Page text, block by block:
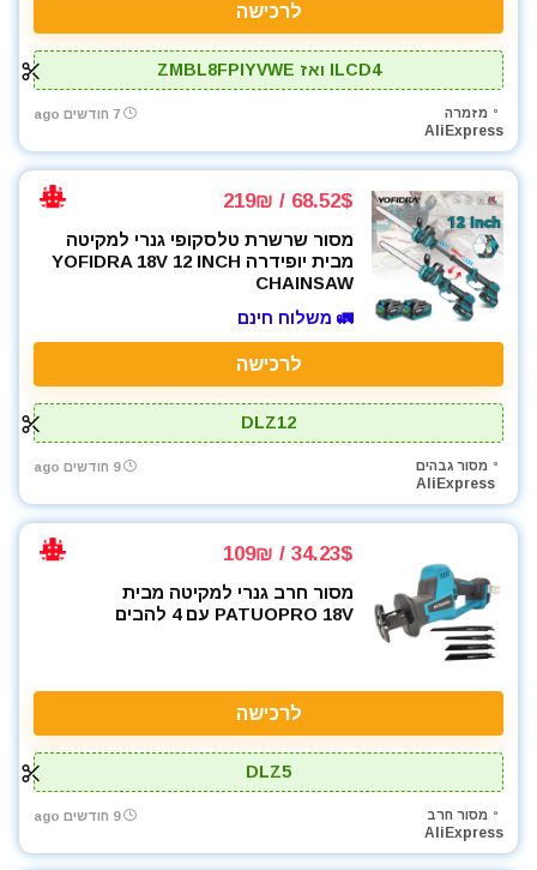
משחזת ציר
ניירות ליטוש
סוללות
סולמות
סכינים וכלי בישול
פטישון
פלס לייזר
פנסים ותאורה
קונגו / פטיש חציבה
רתכת אלקטרונית
שונות
תיקי כלי עבודה
All categories
לרכישה
ILCD4 ואז ZMBL8FPIYVWE
מזמרה
AliExpress
7 חודשים ago
68.52$ / 219₪
מסור שרשרת טלסקופי גנרי למקיטה
מבית יופידרה YOFIDRA 18V 12 INCH
CHAINSAW
🚛 משלוח חינם
לרכישה
DLZ12
מסור גבהים
AliExpress
9 חודשים ago
34.23$ / 109₪
מסור חרב גנרי למקיטה מבית
PATUOPRO 18V עם 4 להבים
לרכישה
DLZ5
מסור חרב
AliExpress
9 חודשים ago